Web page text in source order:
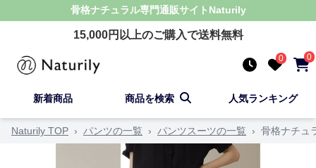
骨格ナチュラル専門通販サイト Naturily
15,000円以上のご購入で送料無料
0 0
新着商品 商品を検索 人気ランキング
Naturily TOP › パンツの一覧 › パンツスーツの一覧 › 骨格ナチュ